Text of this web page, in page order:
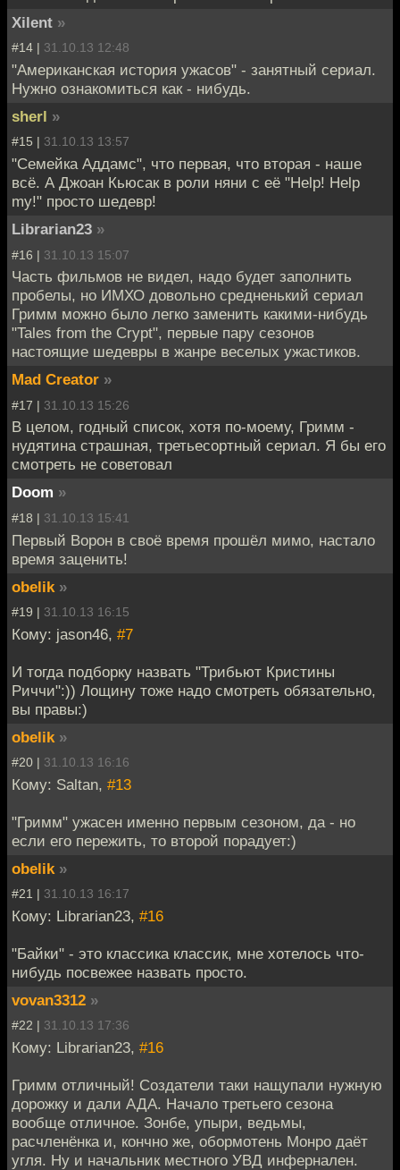
Xilent »
#14 | 31.10.13 12:48
"Американская история ужасов" - занятный сериал.
Нужно ознакомиться как - нибудь.
sherl »
#15 | 31.10.13 13:57
"Семейка Аддамс", что первая, что вторая - наше
всё. А Джоан Кьюсак в роли няни с её "Help! Help
my!" просто шедевр!
Librarian23 »
#16 | 31.10.13 15:07
Часть фильмов не видел, надо будет заполнить
пробелы, но ИМХО довольно средненький сериал
Гримм можно было легко заменить какими-нибудь
"Tales from the Crypt", первые пару сезонов
настоящие шедевры в жанре веселых ужастиков.
Mad Creator »
#17 | 31.10.13 15:26
В целом, годный список, хотя по-моему, Гримм -
нудятина страшная, третьесортный сериал. Я бы его
смотреть не советовал
Doom »
#18 | 31.10.13 15:41
Первый Ворон в своё время прошёл мимо, настало
время заценить!
obelik »
#19 | 31.10.13 16:15
Кому: jason46, #7
И тогда подборку назвать "Трибьют Кристины
Риччи":)) Лощину тоже надо смотреть обязательно,
вы правы:)
obelik »
#20 | 31.10.13 16:16
Кому: Saltan, #13
"Гримм" ужасен именно первым сезоном, да - но
если его пережить, то второй порадует:)
obelik »
#21 | 31.10.13 16:17
Кому: Librarian23, #16
"Байки" - это классика классик, мне хотелось что-
нибудь посвежее назвать просто.
vovan3312 »
#22 | 31.10.13 17:36
Кому: Librarian23, #16
Гримм отличный! Создатели таки нащупали нужную
дорожку и дали АДА. Начало третьего сезона
вообще отличное. Зонбе, упыри, ведьмы,
расчленёнка и, кончно же, обормотень Монро даёт
угля. Ну и начальник местного УВД инфернален.